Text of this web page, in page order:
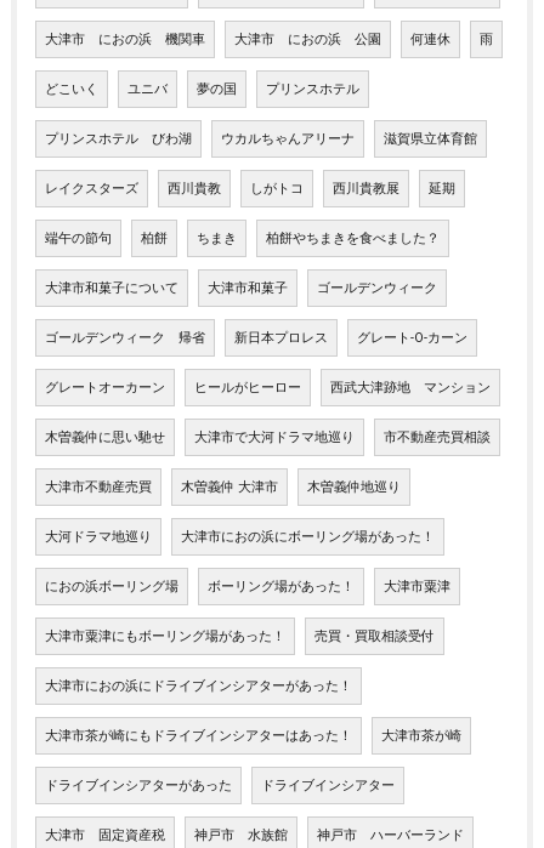
大津市 におの浜 機関車 大津市 におの浜 公園 何連休 雨
どこいく ユニバ 夢の国 プリンスホテル
プリンスホテル びわ湖 ウカルちゃんアリーナ 滋賀県立体育館
レイクスターズ 西川貴教 しがトコ 西川貴教展 延期
端午の節句 柏餅 ちまき 柏餅やちまきを食べました？
大津市和菓子について 大津市和菓子 ゴールデンウィーク
ゴールデンウィーク 帰省 新日本プロレス グレート-O-カーン
グレートオーカーン ヒールがヒーロー 西武大津跡地 マンション
木曽義仲に思い馳せ 大津市で大河ドラマ地巡り 市不動産売買相談
大津市不動産売買 木曽義仲 大津市 木曽義仲地巡り
大河ドラマ地巡り 大津市におの浜にボーリング場があった！
におの浜ボーリング場 ボーリング場があった！ 大津市粟津
大津市粟津にもボーリング場があった！ 売買・買取相談受付
大津市におの浜にドライブインシアターがあった！
大津市茶が崎にもドライブインシアターはあった！ 大津市茶が崎
ドライブインシアターがあった ドライブインシアター
大津市 固定資産税 神戸市 水族館 神戸市 ハーバーランド